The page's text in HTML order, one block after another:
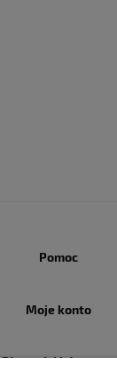
Pomoc
Moje konto
Płatności i dostawa